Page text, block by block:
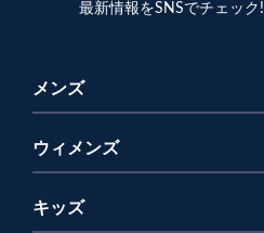
最新情報をSNSでチェック!
メンズ
ウィメンズ
キッズ